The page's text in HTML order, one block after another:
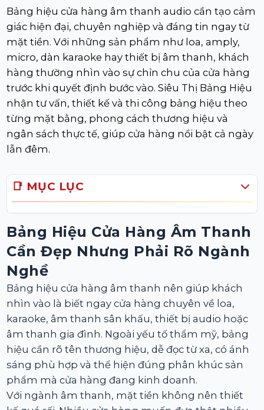
Bảng hiệu cửa hàng âm thanh audio cần tạo cảm
giác hiện đại, chuyên nghiệp và đáng tin ngay từ
mặt tiền. Với những sản phẩm như loa, amply,
micro, dàn karaoke hay thiết bị âm thanh, khách
hàng thường nhìn vào sự chỉn chu của cửa hàng
trước khi quyết định bước vào. Siêu Thị Bảng Hiệu
nhận tư vấn, thiết kế và thi công bảng hiệu theo
từng mặt bằng, phong cách thương hiệu và
ngân sách thực tế, giúp cửa hàng nổi bật cả ngày
lẫn đêm.
📑 MỤC LỤC
Bảng Hiệu Cửa Hàng Âm Thanh
Cần Đẹp Nhưng Phải Rõ Ngành
Nghề
Bảng hiệu cửa hàng âm thanh nên giúp khách
nhìn vào là biết ngay cửa hàng chuyên về loa,
karaoke, âm thanh sân khấu, thiết bị audio hoặc
âm thanh gia đình. Ngoài yếu tố thẩm mỹ, bảng
hiệu cần rõ tên thương hiệu, dễ đọc từ xa, có ánh
sáng phù hợp và thể hiện đúng phân khúc sản
phẩm mà cửa hàng đang kinh doanh.
Với ngành âm thanh, mặt tiền không nên thiết